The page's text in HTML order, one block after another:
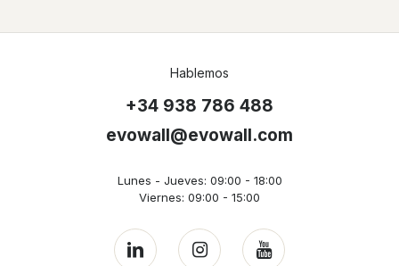
Hablemos
+34 938 786 488
evowall@evowall.com
Lunes - Jueves: 09:00 - 18:00
Viernes: 09:00 - 15:00